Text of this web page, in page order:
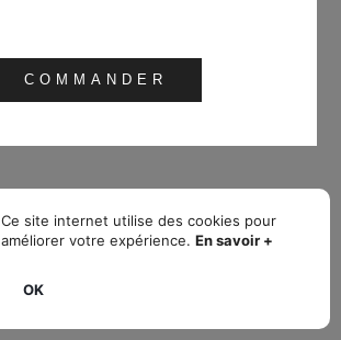
Ce site internet utilise des cookies pour
améliorer votre expérience. En savoir +
OK
COMMANDER